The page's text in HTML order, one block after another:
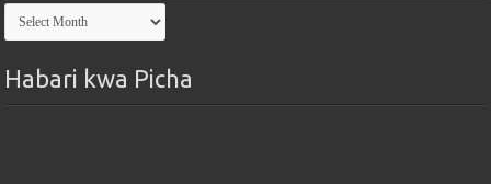
Kutoka
Maktaba
Habari kwa Picha